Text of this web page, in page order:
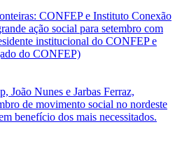
CONFEP e Instituto Conexão
ação social para setembro com
institucional do CONFEP e
do CONFEP)
João Nunes e Jarbas Ferraz,
de movimento social no nordeste
benefício dos mais necessitados.